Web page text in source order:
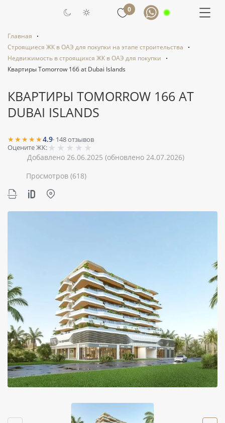
0
Главная
Строящиеся ЖК в ОАЭ для покупки на этапе строительства
Недвижимость в строящихся ЖК в ОАЭ для покупки
Квартиры Tomorrow 166 at Dubai Islands
КВАРТИРЫ TOMORROW 166 AT
DUBAI ISLANDS
★★★★★4.9· 148отзывов
Оцените ЖК:★ ★ ★ ★ ★
Добавлено 26.06.2025 (обновлено 24.07.2026)
Просмотров (618)